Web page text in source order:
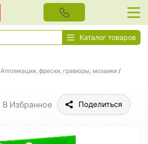
Каталог товаров
Аппликации, фрески, гравюры, мозаики /
В Избранное Поделиться